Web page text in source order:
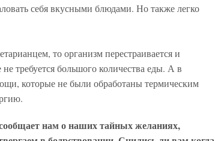
себя вкусными блюдами. Но также легко
то организм перестраивается и
требуется большого количества еды. А в
которые не были обработаны термическим
нам о наших тайных желаниях,